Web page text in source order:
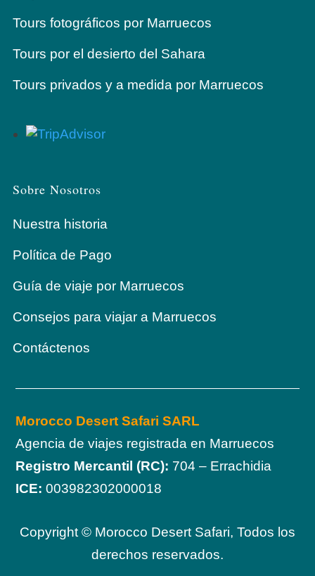
Tours fotográficos por Marruecos
Tours por el desierto del Sahara
Tours privados y a medida por Marruecos
Sobre Nosotros
Nuestra historia
Política de Pago
Guía de viaje por Marruecos
Consejos para viajar a Marruecos
Contáctenos
Morocco Desert Safari SARL
Agencia de viajes registrada en Marruecos
Registro Mercantil (RC): 704 – Errachidia
ICE: 003982302000018
Copyright © Morocco Desert Safari, Todos los
derechos reservados.